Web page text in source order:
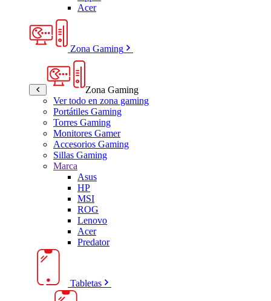
Acer
Zona Gaming
Zona Gaming
Ver todo en zona gaming
Portátiles Gaming
Torres Gaming
Monitores Gamer
Accesorios Gaming
Sillas Gaming
Marca
Asus
HP
MSI
ROG
Lenovo
Acer
Predator
Tabletas